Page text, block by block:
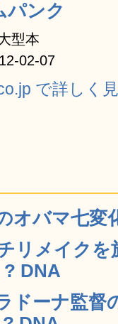
パンク
型本
02-07
で詳しく
オバマ七変
リメイク
DNA
ドーナ監督